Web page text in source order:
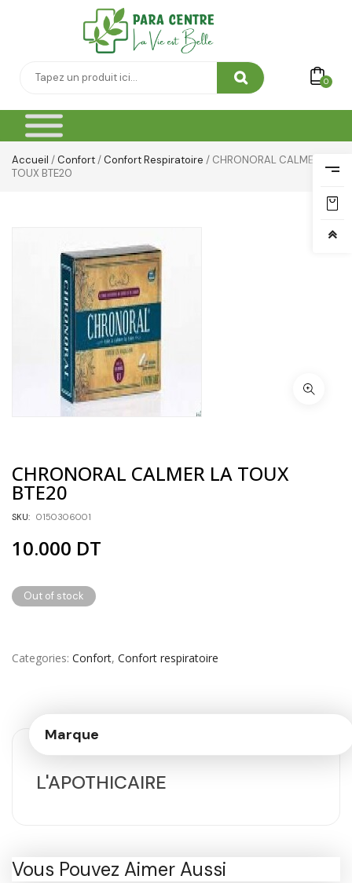
0
Accueil /Confort/Confort Respiratoire / CHRONORAL CALMER LA
TOUX BTE20
CHRONORAL CALMER LA TOUX
BTE20
SKU: 0150306001
10.000 DT
Out of stock
Categories Confort, Confort respiratoire
Marque
L'APOTHICAIRE
Vous Pouvez Aimer Aussi
Soin Cicatrisante
Thé & Tisanes
Yeux & Lévres